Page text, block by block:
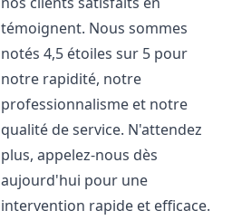
témoignent. Nous sommes
notés 4,5 étoiles sur 5 pour
notre rapidité, notre
professionnalisme et notre
qualité de service. N'attendez
plus, appelez-nous dès
aujourd'hui pour une
intervention rapide et efficace.